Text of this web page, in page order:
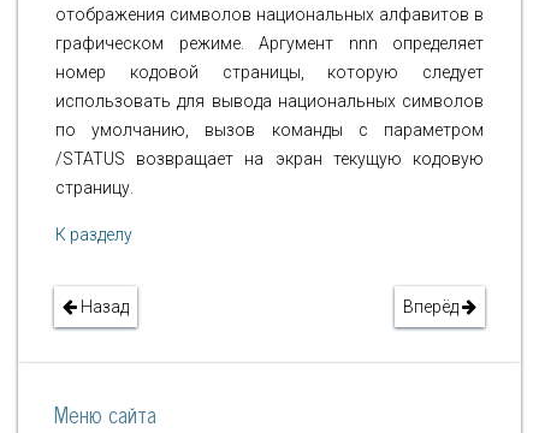
отображения символов национальных алфавитов в
графическом режиме. Аргумент nnn определяет
номер кодовой страницы, которую следует
использовать для вывода национальных символов
по умолчанию, вызов команды с параметром
/STATUS возвращает на экран текущую кодовую
страницу.
К разделу
Назад Вперёд
Меню сайта